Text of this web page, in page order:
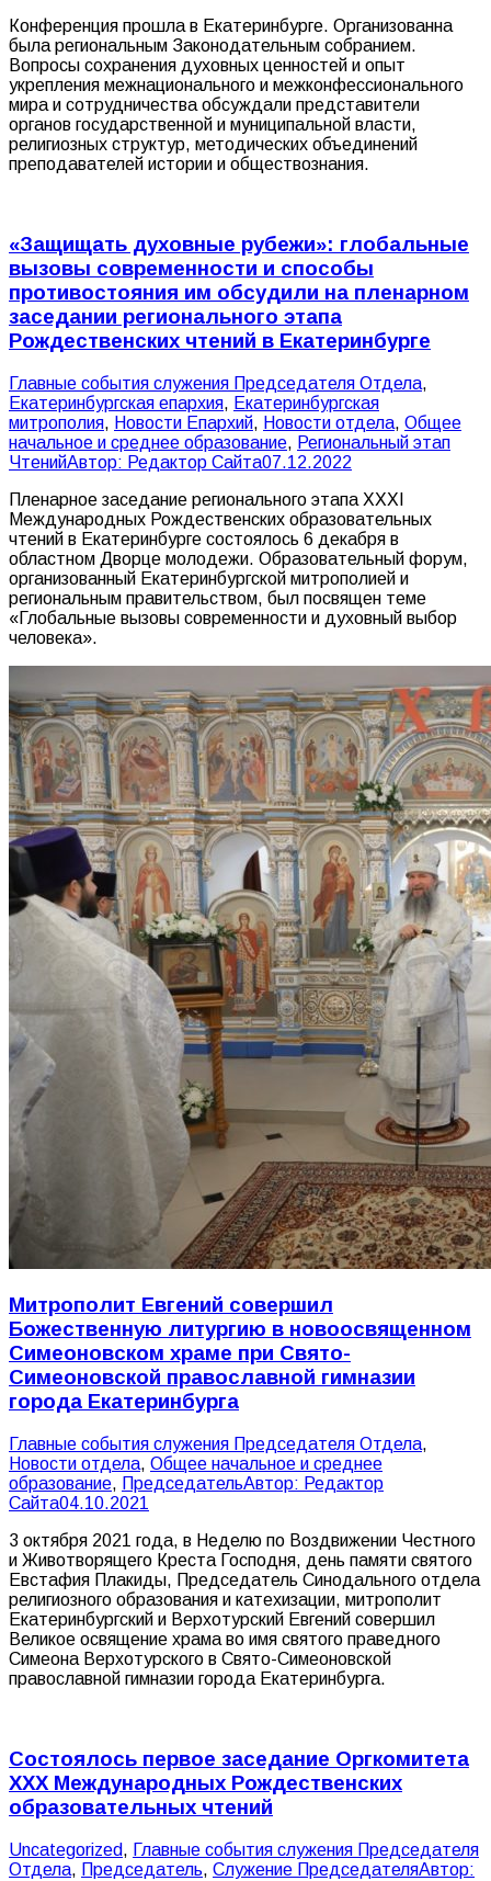
Конференция прошла в Екатеринбурге. Организованна
была региональным Законодательным собранием.
Вопросы сохранения духовных ценностей и опыт
укрепления межнационального и межконфессионального
мира и сотрудничества обсуждали представители
органов государственной и муниципальной власти,
религиозных структур, методических объединений
преподавателей истории и обществознания.
«Защищать духовные рубежи»: глобальные
вызовы современности и способы
противостояния им обсудили на пленарном
заседании регионального этапа
Рождественских чтений в Екатеринбурге
Главные события служения Председателя Отдела,
Екатеринбургская епархия, Екатеринбургская
митрополия, Новости Епархий, Новости отдела, Общее
начальное и среднее образование, Региональный этап
ЧтенийАвтор: Редактор Сайта07.12.2022
Пленарное заседание регионального этапа XXXI
Международных Рождественских образовательных
чтений в Екатеринбурге состоялось 6 декабря в
областном Дворце молодежи. Образовательный форум,
организованный Екатеринбургской митрополией и
региональным правительством, был посвящен теме
«Глобальные вызовы современности и духовный выбор
человека».
Митрополит Евгений совершил
Божественную литургию в новоосвященном
Симеоновском храме при Свято-
Симеоновской православной гимназии
города Екатеринбурга
Главные события служения Председателя Отдела,
Новости отдела, Общее начальное и среднее
образование, ПредседательАвтор: Редактор
Сайта04.10.2021
3 октября 2021 года, в Неделю по Воздвижении Честного
и Животворящего Креста Господня, день памяти святого
Евстафия Плакиды, Председатель Синодального отдела
религиозного образования и катехизации, митрополит
Екатеринбургский и Верхотурский Евгений совершил
Великое освящение храма во имя святого праведного
Симеона Верхотурского в Свято-Симеоновской
православной гимназии города Екатеринбурга.
Состоялось первое заседание Оргкомитета
XXX Международных Рождественских
образовательных чтений
Uncategorized, Главные события служения Председателя
Отдела, Председатель, Служение ПредседателяАвтор: